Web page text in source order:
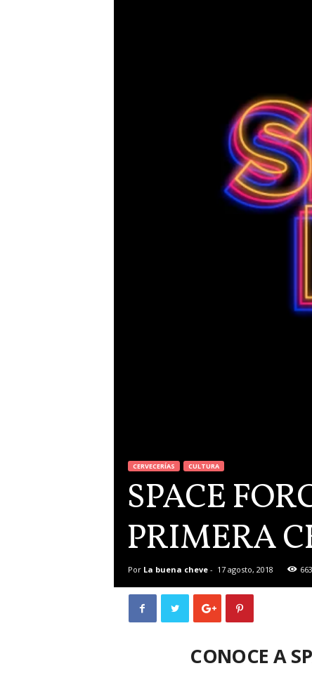
CERVECERÍAS CULTURA
SPACE
PRIMERA
Por La buena cheve- 17 agosto, 2018
CONOCE A